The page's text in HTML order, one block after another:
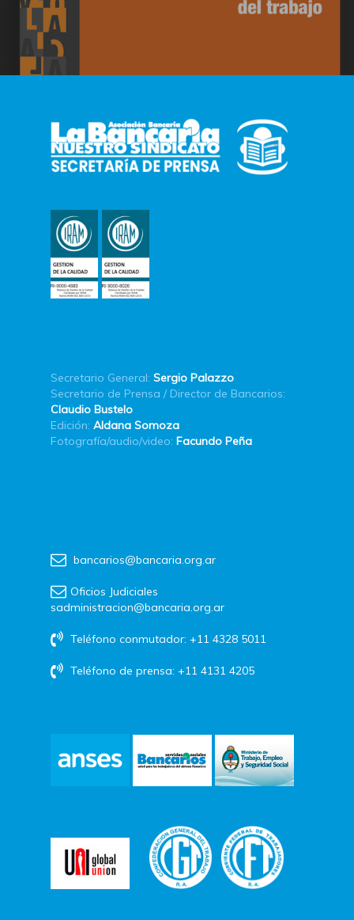
Secretario General: Sergio Palazzo
Secretario de Prensa / Director de Bancarios:
Claudio Bustelo
Edición: Aldana Somoza
Fotografía/audio/video: Facundo Peña
bancarios@bancaria.org.ar
Oficios Judiciales
sadministracion@bancaria.org.ar
Teléfono conmutador: +11 4328 5011
Teléfono de prensa: +11 4131 4205